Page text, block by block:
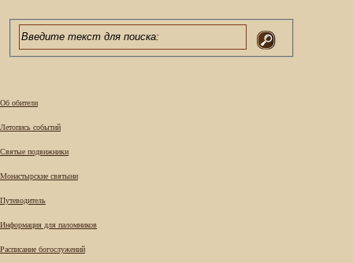
Об обители
Летопись событий
Святые подвижники
Монастырские святыни
Путеводитель
Информация для паломников
Расписание богослужений